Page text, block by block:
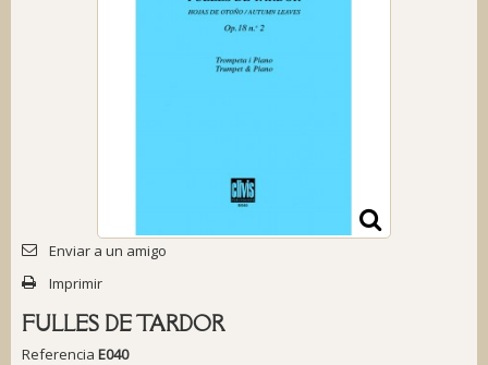
Enviar a un amigo
Imprimir
FULLES DE TARDOR
Referencia E040